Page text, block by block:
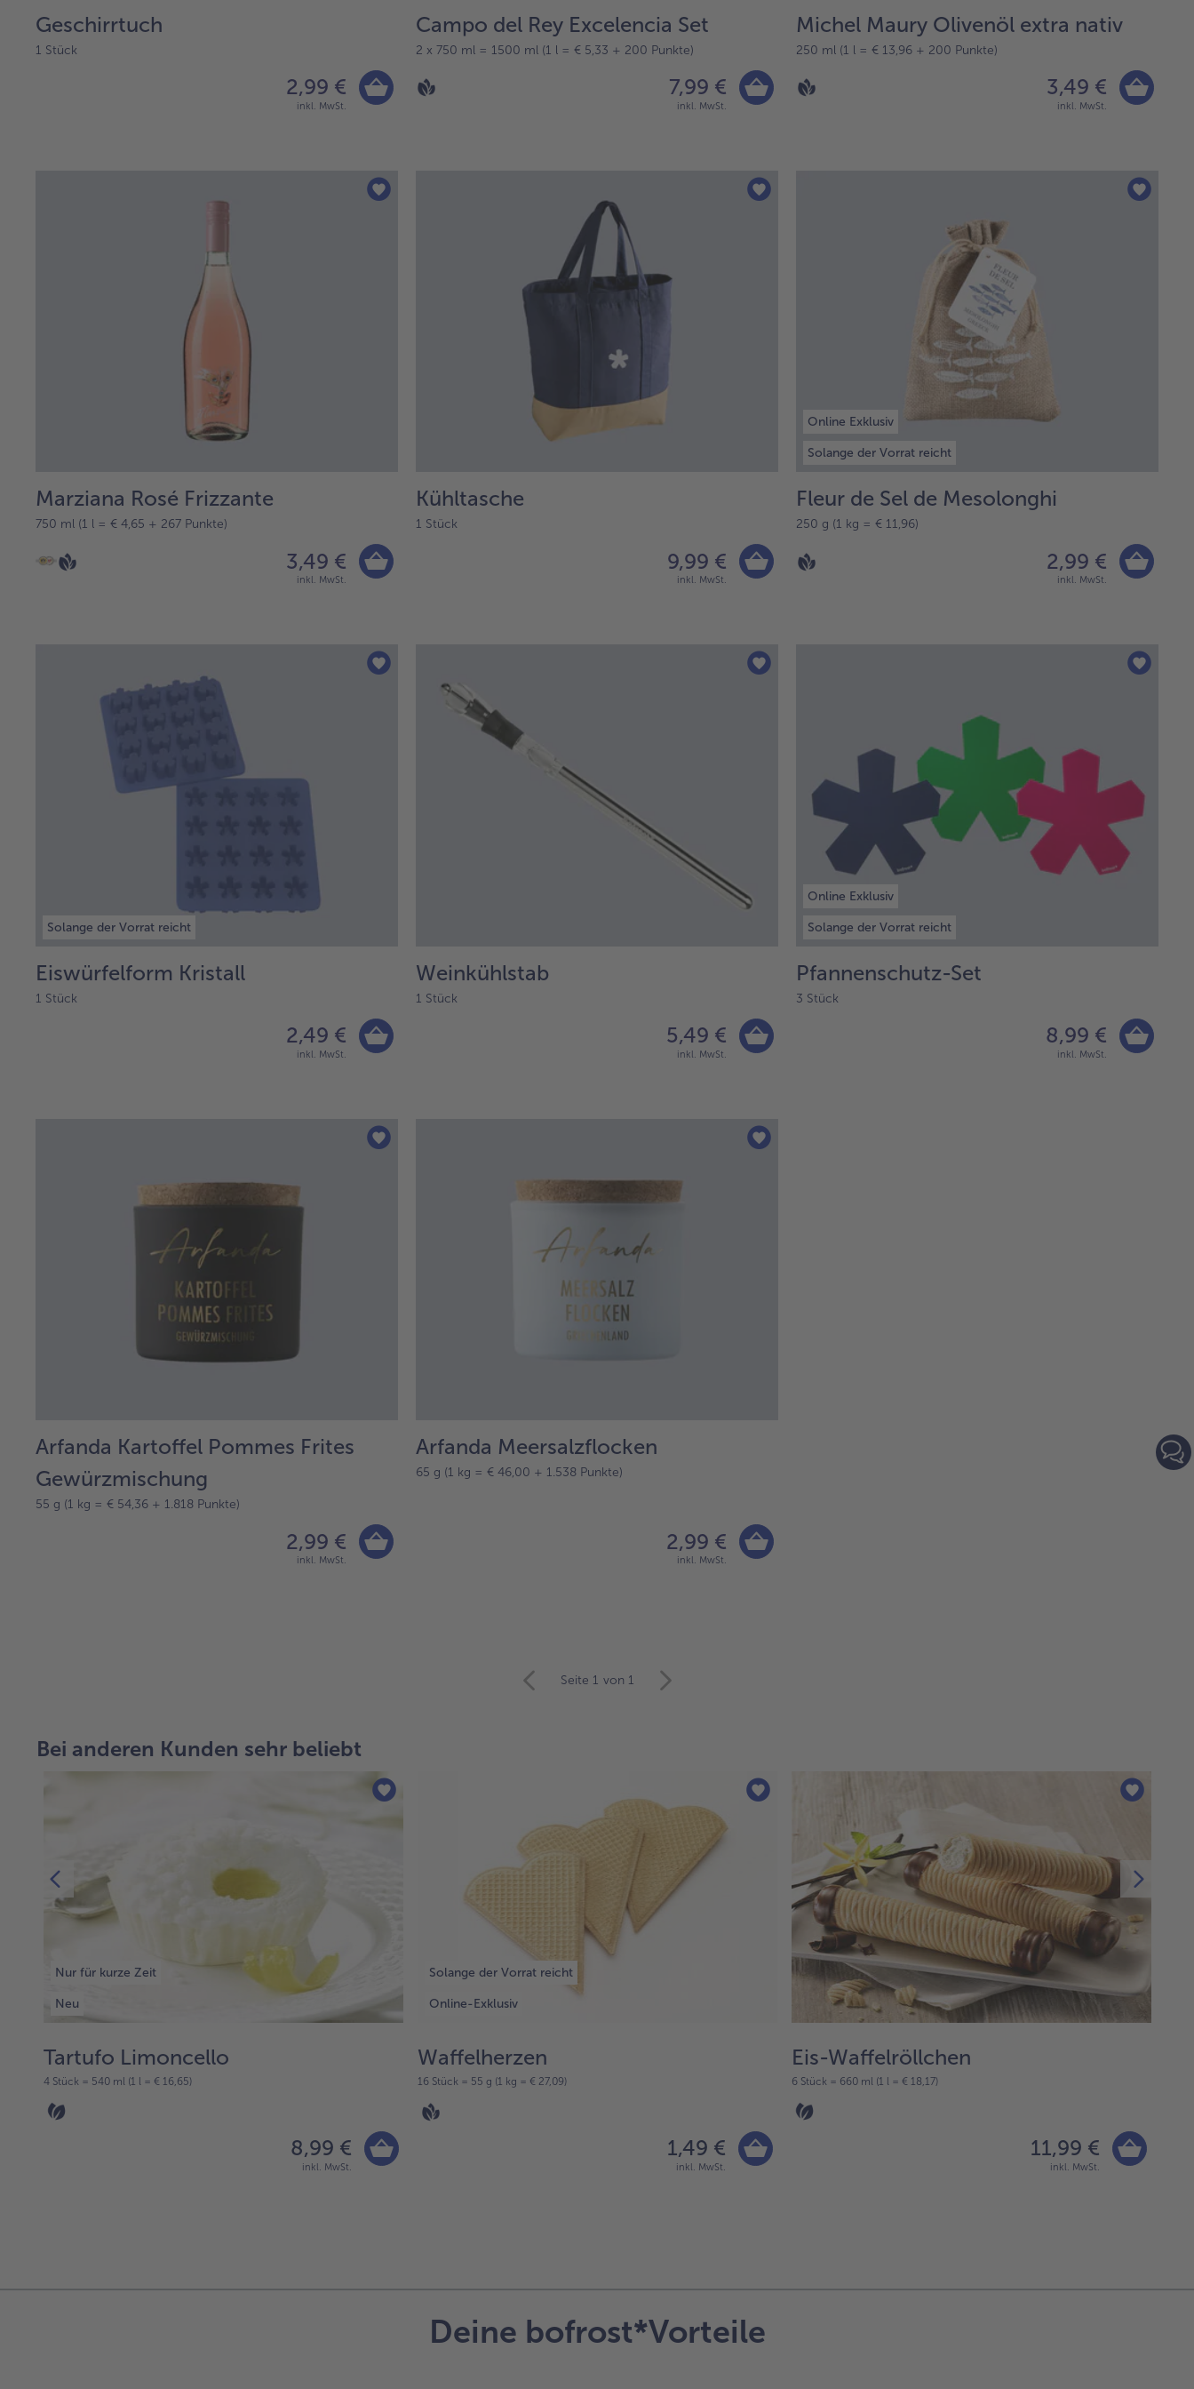
Geschirrtuch
1 Stück
2,99 €
inkl. MwSt.
Campo del Rey Excelencia Set
2 x 750 ml = 1500 ml (1 l = € 5,33 + 200 Punkte)
7,99 €
inkl. MwSt.
Michel Maury Olivenöl extra nativ
250 ml (1 l = € 13,96 + 200 Punkte)
3,49 €
inkl. MwSt.
Marziana Rosé Frizzante
750 ml (1 l = € 4,65 + 267 Punkte)
3,49 €
inkl. MwSt.
Kühltasche
1 Stück
9,99 €
inkl. MwSt.
Online Exklusiv
Solange der Vorrat reicht
Fleur de Sel de Mesolonghi
250 g (1 kg = € 11,96)
2,99 €
inkl. MwSt.
Solange der Vorrat reicht
Eiswürfelform Kristall
1 Stück
2,49 €
inkl. MwSt.
Weinkühlstab
1 Stück
5,49 €
inkl. MwSt.
Online Exklusiv
Solange der Vorrat reicht
Pfannenschutz-Set
3 Stück
8,99 €
inkl. MwSt.
Arfanda Kartoffel Pommes Frites
Gewürzmischung
55 g (1 kg = € 54,36 + 1.818 Punkte)
2,99 €
inkl. MwSt.
Arfanda Meersalzflocken
65 g (1 kg = € 46,00 + 1.538 Punkte)
2,99 €
inkl. MwSt.
Übersicht.
11
der
Liste.
Seite 1 von 1
Bei anderen Kunden sehr beliebt
Nur für kurze Zeit
Neu
Tartufo Limoncello
4 Stück = 540 ml (1 l = € 16,65)
8,99 €
inkl. MwSt.
Solange der Vorrat reicht
Online-Exklusiv
Waffelherzen
16 Stück = 55 g (1 kg = € 27,09)
1,49 €
inkl. MwSt.
Eis-Waffelröllchen
6 Stück = 660 ml (1 l = € 18,17)
11,99 €
inkl. MwSt.
Deine bofrost*Vorteile